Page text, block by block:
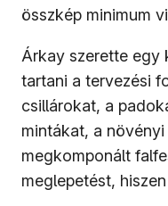
összkép minimum
Árkay szerette egy
tartani a tervezési
csillárokat, a
mintákat, a
megkomponált
meglepetést,